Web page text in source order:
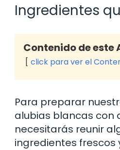
Ingredientes
Contenido de este
click para ver el
Para preparar
alubias blancas con
necesitarás reunir
ingredientes frescos